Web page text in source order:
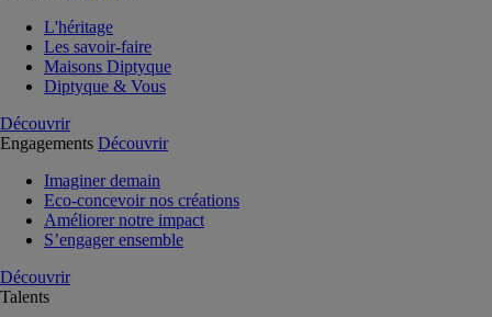
L'héritage
Les savoir-faire
Maisons Diptyque
Diptyque & Vous
Découvrir
Engagements Découvrir
Imaginer demain
Eco-concevoir nos créations
Améliorer notre impact
S’engager ensemble
Découvrir
Talents